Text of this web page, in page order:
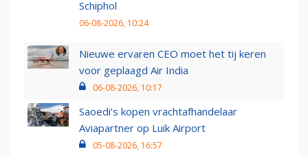
Schiphol
06-08-2026, 10:24
Nieuwe ervaren CEO moet het tij keren
voor geplaagd Air India
06-08-2026, 10:17
Saoedi’s kopen vrachtafhandelaar
Aviapartner op Luik Airport
05-08-2026, 16:57